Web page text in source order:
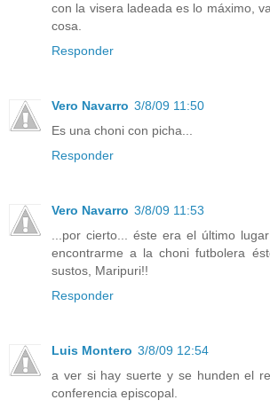
con la visera ladeada es lo máximo,
cosa.
Responder
Vero Navarro 3/8/09 11:50
Es una choni con picha...
Responder
Vero Navarro 3/8/09 11:53
...por cierto... éste era el último
encontrarme a la choni futbolera
sustos, Maripuri!!
Responder
Luis Montero 3/8/09 12:54
a ver si hay suerte y se hunden el
conferencia episcopal.